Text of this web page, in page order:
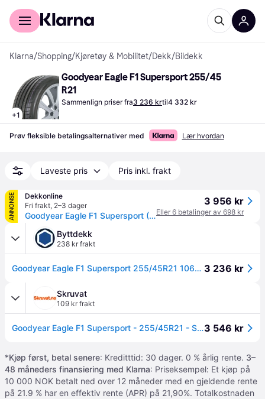
For kunder
Klarna/Shopping/Kjøretøy & Mobilitet/Dekk/Bildekk
+1
Goodyear Eagle F1 Supersport 255/45
R21
Sammenlign priser fra3 236 krtil4 332 kr
Prøv fleksible betalingsalternativer med Lær hvordan
Laveste pris Pris inkl. frakt
ANNONSE
Dekkonline
Fri frakt, 2–3 dager
Goodyear Eagle F1 Supersport ( 255/45 R21 106Y XL NE0 )
3 956 kr
Eller 6 betalinger av 698 kr
Byttdekk
238 kr frakt
Goodyear Eagle F1 Supersport 255/45R21 106Y 0 XL NE0 - Sommerdekk 3 236 kr
Skruvat
109 kr frakt
Goodyear Eagle F1 Supersport - 255/45R21 - Sommardäck3 546 kr
*Kjøp først, betal senere: Kreditttid: 30 dager. 0 % årlig rente. 3–
48 måneders finansiering med Klarna: Priseksempel: Et kjøp på
10 000 NOK betalt ned over 12 måneder med en gjeldende rente
på 21.9 % har en effektiv rente (APR) på 21,90%. Totalkostnaden